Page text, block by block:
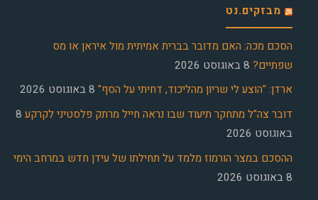
מבזקים.נט
הסכם מכה: האם מדובר בברית אמיתית מול איראן או מס
שפתיים? 8 באוגוסט 2026
ארדן: "הוצע לי שריון מהליכוד, דחיתי על הסף" 8 באוגוסט 2026
דובר צה"ל מתחקר תיעוד שבו נראה חייל מרתק פלסטיני לקרקע 8
באוגוסט 2026
ההסכם במצר הורמוז מלמד על תחילתו של עידן חדש במרחב הימי
8 באוגוסט 2026